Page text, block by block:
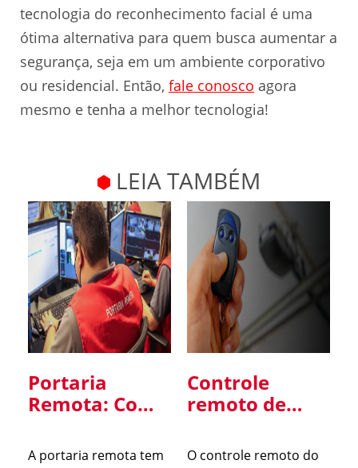
tecnologia do reconhecimento facial é uma
ótima alternativa para quem busca aumentar a
segurança, seja em um ambiente corporativo
ou residencial. Então, fale conosco agora
mesmo e tenha a melhor tecnologia!
LEIA TAMBÉM
Portaria
Remota: Como
Vantagens e
A portaria remota tem
Controle
remoto de
ponto de
O controle remoto do